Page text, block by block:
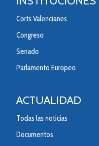
Corts Valencianes
Congreso
Senado
Parlamento Europeo
ACTUALIDAD
Todas las noticias
Documentos